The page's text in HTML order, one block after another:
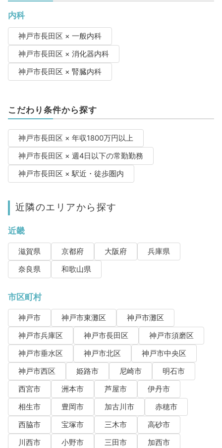
内科
神戸市長田区 × 一般内科
神戸市長田区 × 消化器内科
神戸市長田区 × 腎臓内科
こだわり条件から探す
神戸市長田区 × 年収1800万円以上
神戸市長田区 × 週4日以下の常勤勤務
神戸市長田区 × 駅近・徒歩圏内
近隣のエリアから探す
近畿
滋賀県 京都府 大阪府
兵庫県
奈良県
和歌山県
市区町村
神戸市 神戸市東灘区
神戸市灘区
神戸市兵庫区
神戸市長田区
神戸市須磨区
神戸市垂水区
神戸市北区
神戸市中央区
神戸市西区
姫路市 尼崎市
明石市
西宮市
洲本市 芦屋市
伊丹市
相生市
豊岡市 加古川市
赤穂市
西脇市
宝塚市 三木市
高砂市
川西市
小野市 三田市
加西市